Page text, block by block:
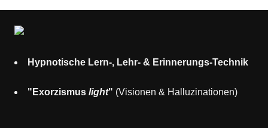
Hypnotische Lern-, Lehr- & Erinnerungs-Technik
"Exorzismus light" (Visionen & Halluzinationen)